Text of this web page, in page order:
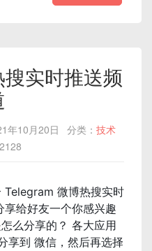
实时推送频
年10月20日 分类： 技术
Telegram 微博热搜实时
给好友一个你感兴趣
么分享的？ 各大应用
享到 微信，然后再选择